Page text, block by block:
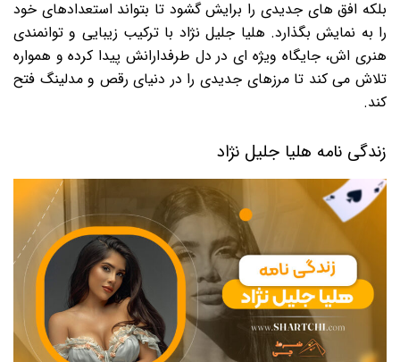
بلکه افق های جدیدی را برایش گشود تا بتواند استعدادهای خود
را به نمایش بگذارد. هلیا جلیل نژاد با ترکیب زیبایی و توانمندی
هنری اش، جایگاه ویژه ای در دل طرفدارانش پیدا کرده و همواره
تلاش می کند تا مرزهای جدیدی را در دنیای رقص و مدلینگ فتح
کند.
زندگی نامه هلیا جلیل نژاد